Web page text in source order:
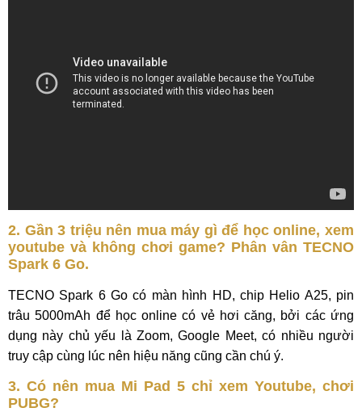
2. Gần 3 triệu nên mua máy gì để học online, xem
youtube và không chơi game? Phân vân TECNO
Spark 6 Go.
TECNO Spark 6 Go có màn hình HD, chip Helio A25, pin
trâu 5000mAh để học online có vẻ hơi căng, bởi các ứng
dụng này chủ yếu là Zoom, Google Meet, có nhiều người
truy cập cùng lúc nên hiệu năng cũng cần chú ý.
3. Có nên mua Mi Pad 5 chỉ xem Youtube, chơi
PUBG?